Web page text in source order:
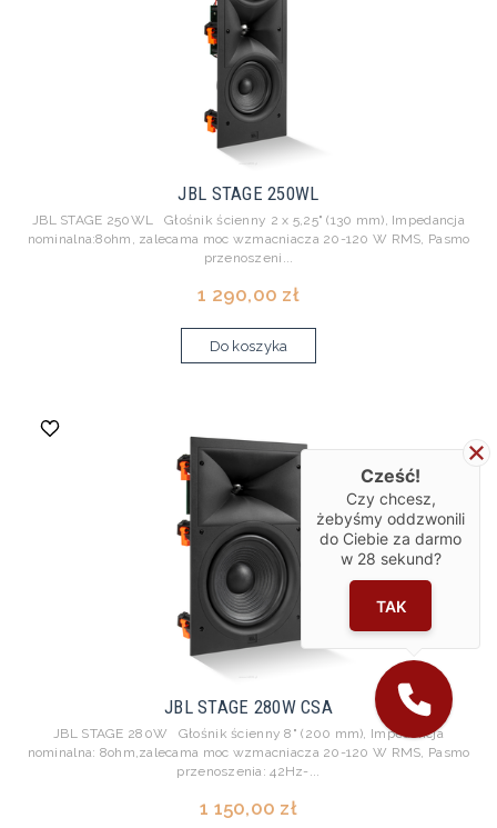
JBL STAGE 250WL
JBL STAGE 250WL Głośnik ścienny 2 x 5,25" (130 mm), Impedancja
nominalna:8ohm, zalecama moc wzmacniacza 20-120 W RMS, Pasmo
przenoszeni...
1 290,00 zł
Do koszyka
JBL STAGE 280W CSA
JBL STAGE 280W Głośnik ścienny 8" (200 mm), Impedancja
nominalna: 8ohm,zalecama moc wzmacniacza 20-120 W RMS, Pasmo
przenoszenia: 42Hz-...
1 150,00 zł
Cześć!
Czy chcesz,
żebyśmy oddzwonili
do Ciebie za darmo
w 28 sekund?
TAK